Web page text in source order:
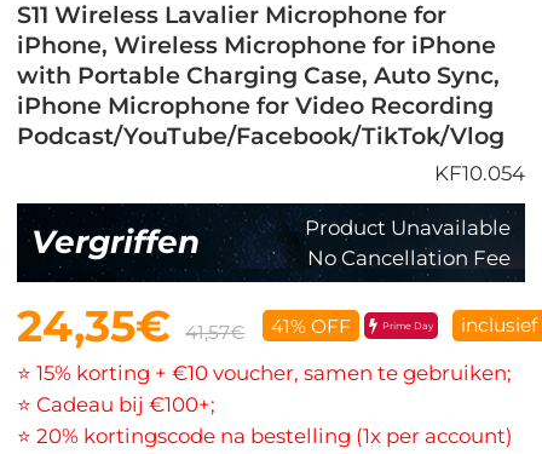
S11 Wireless Lavalier Microphone for
iPhone, Wireless Microphone for iPhone
with Portable Charging Case, Auto Sync,
iPhone Microphone for Video Recording
Podcast/YouTube/Facebook/TikTok/Vlog
KF10.054
Vergriffen
Product Unavailable
No Cancellation Fee
24,35€ 41,57€ 41% OFF Prime Day
⭐ 15% korting + €10 voucher, samen te gebruiken;
⭐ Cadeau bij €100+;
⭐ 20% kortingscode na bestelling (1x per account)